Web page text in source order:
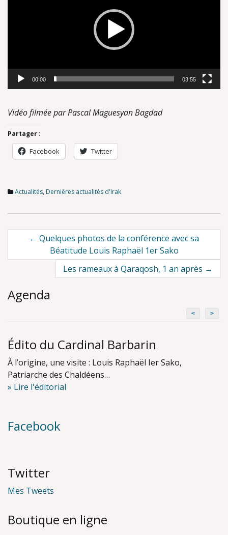
00:00 03:55
Vidéo filmée par Pascal Maguesyan Bagdad
Partager :
Facebook Twitter
Actualités,Dernières actualités d'Irak
Post
navigation
← Quelques photos de la conférence avec sa
Béatitude Louis Raphaël 1er Sako
Les rameaux à Qaraqosh, 1 an après →
Agenda
< >
Édito du Cardinal Barbarin
À l’origine, une visite : Louis Raphaël Ier Sako,
Patriarche des Chaldéens…
» Lire l'éditorial
Facebook
Twitter
Mes Tweets
Boutique en ligne